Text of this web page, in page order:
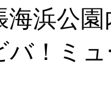
海浜公
ミュ